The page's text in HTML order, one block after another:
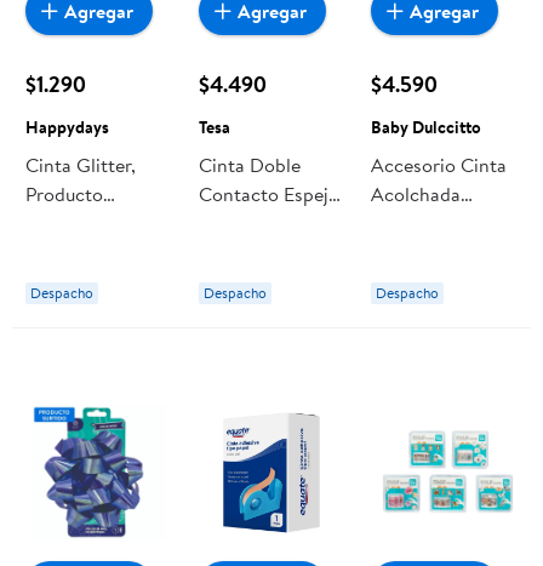
$1.290
Happydays
Cinta Glitter,
Producto
Despacho
Agregar
$4.490
Tesa
Cinta Doble
Contacto Espejo
Despacho
Agregar
$4.590
Baby Dulccitto
Accesorio Cinta
Acolchada
Baby Dulccitto
Despacho
Agregar